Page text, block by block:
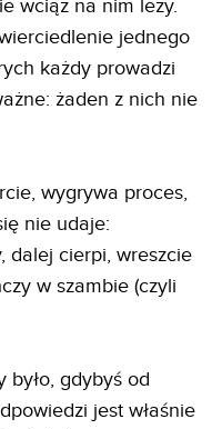
wciąż na nim leży.
jednego
każdy prowadzi
żaden z nich nie
wygrywa proces,
nie udaje:
dalej cierpi, wreszcie
w szambie (czyli
było, gdybyś od
jest właśnie